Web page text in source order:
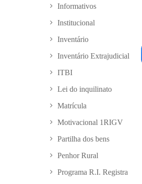
Informativos
Institucional
Inventário
Inventário Extrajudicial
ITBI
Lei do inquilinato
Matrícula
Motivacional 1RIGV
Partilha dos bens
Penhor Rural
Programa R.I. Registra